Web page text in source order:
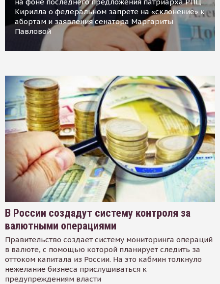
Кирилла о федеральном запрете на «склонение» к
абортам и заявления сенатора Маргариты
Павловой
В России создадут систему контроля за
валютными операциями
Правительство создает систему мониторинга операций
в валюте, с помощью которой планирует следить за
оттоком капитала из России. На это кабмин толкнуло
нежелание бизнеса прислушиваться к
предупреждениям власти